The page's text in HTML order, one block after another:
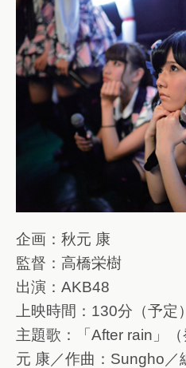
企画：秋元 康
監督：高橋栄樹
出演：AKB48
上映時間：130分（予定）
主題歌：「After rain」
元 康／作曲：Sungho／